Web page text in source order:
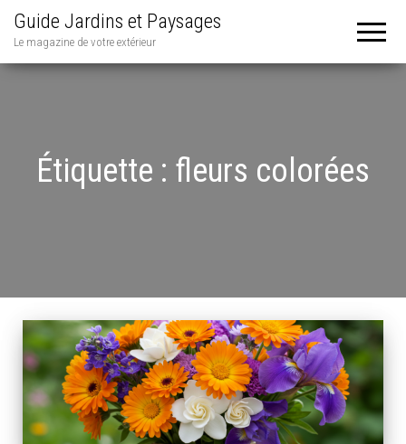
Guide Jardins et Paysages
Le magazine de votre extérieur
Étiquette : fleurs colorées